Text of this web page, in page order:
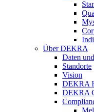
Über DEKRA
Daten
Standorte
Vision
DEKRA
DEKRA